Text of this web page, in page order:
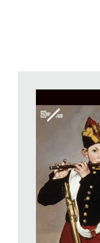
saccheggiava l’arte
partendo appunto da
Ora è la volta di
mostra – organizzata
con il Musée
moderna di fine
civica d’arte
conclusione di un
parigino che aveva
Degas nel 2012,